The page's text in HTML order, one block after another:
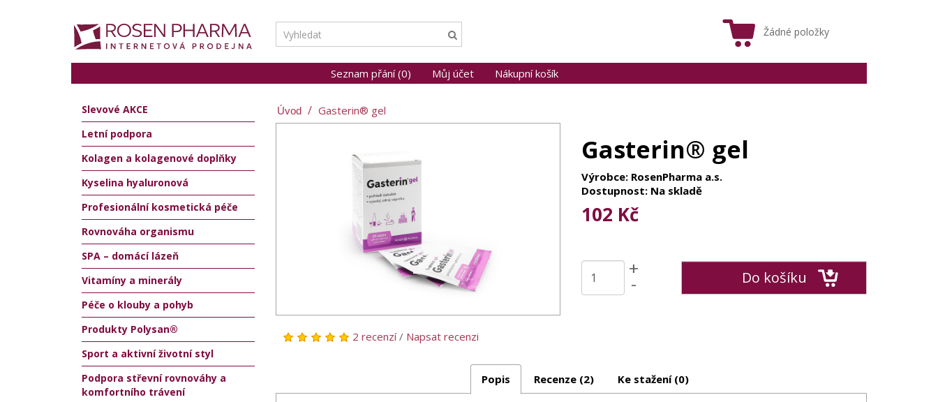
Žádné položky
Seznam přání (0) Můj účet Nákupní košík
Gasterin® gel
Slevové AKCE
Letní podpora
Kolagen a kolagenové doplňky
Kyselina hyaluronová
Profesionální kosmetická péče
Rovnováha organismu
SPA – domácí lázeň
Vitamíny a minerály
Péče o klouby a pohyb
Produkty Polysan®
Sport a aktivní životní styl
Podpora střevní rovnováhy a
komfortního trávení
2 recenzí/ Napsat recenzi
Gasterin® gel
Výrobce: RosenPharma a.s.
Dostupnost: Na skladě
102 Kč
+
- Do košíku
Popis Recenze (2) Ke stažení (0)